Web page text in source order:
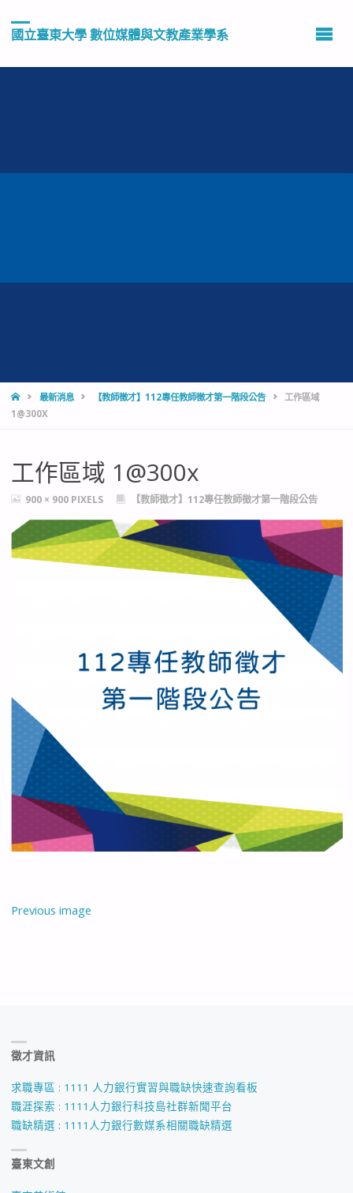
國立臺東大學 數位媒體與文教產業學系
HOME最新消息 【教師徵才】112專任教師徵才第一階段公告
工作區域
1@300X
工作區域 1@300x
FULL900 × 900 PIXELS 【教師徵才】112專任教師徵才第一階段公告
Previous image
徵才資訊
求職專區 : 1111 人力銀行實習與職缺快速查詢看板
職涯探索 : 1111人力銀行科技島社群新聞平台
職缺精選 : 1111人力銀行數媒系相關職缺精選
臺東文創